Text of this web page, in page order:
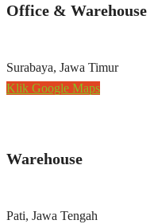
Office & Warehouse
Surabaya, Jawa Timur
Klik Google Maps
Warehouse
Pati, Jawa Tengah